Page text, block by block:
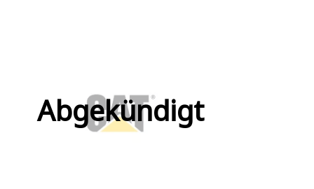
Abgekündigt